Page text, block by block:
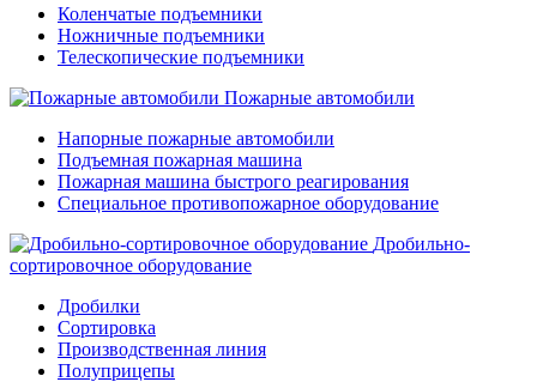
Коленчатые подъемники
Ножничные подъемники
Телескопические подъемники
Пожарные автомобили
Напорные пожарные автомобили
Подъемная пожарная машина
Пожарная машина быстрого реагирования
Специальное противопожарное оборудование
Дробильно-
сортировочное оборудование
Дробилки
Сортировка
Производственная линия
Полуприцепы